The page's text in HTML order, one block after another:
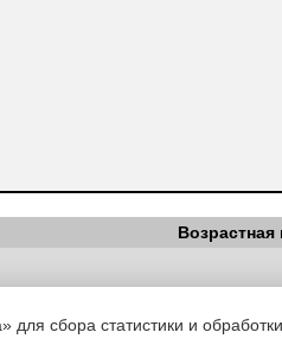
Возрастная
|Вестник Педагога|Об издании|
сбора статистики и